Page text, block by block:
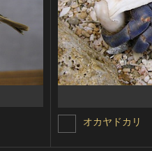
オカヤドカリ